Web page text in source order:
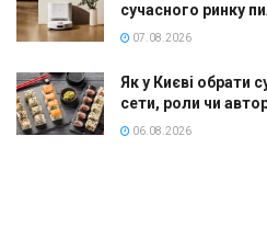
сучасного ринку
07.08.2026
Як у Києві обрати
сети, роли чи
06.08.2026